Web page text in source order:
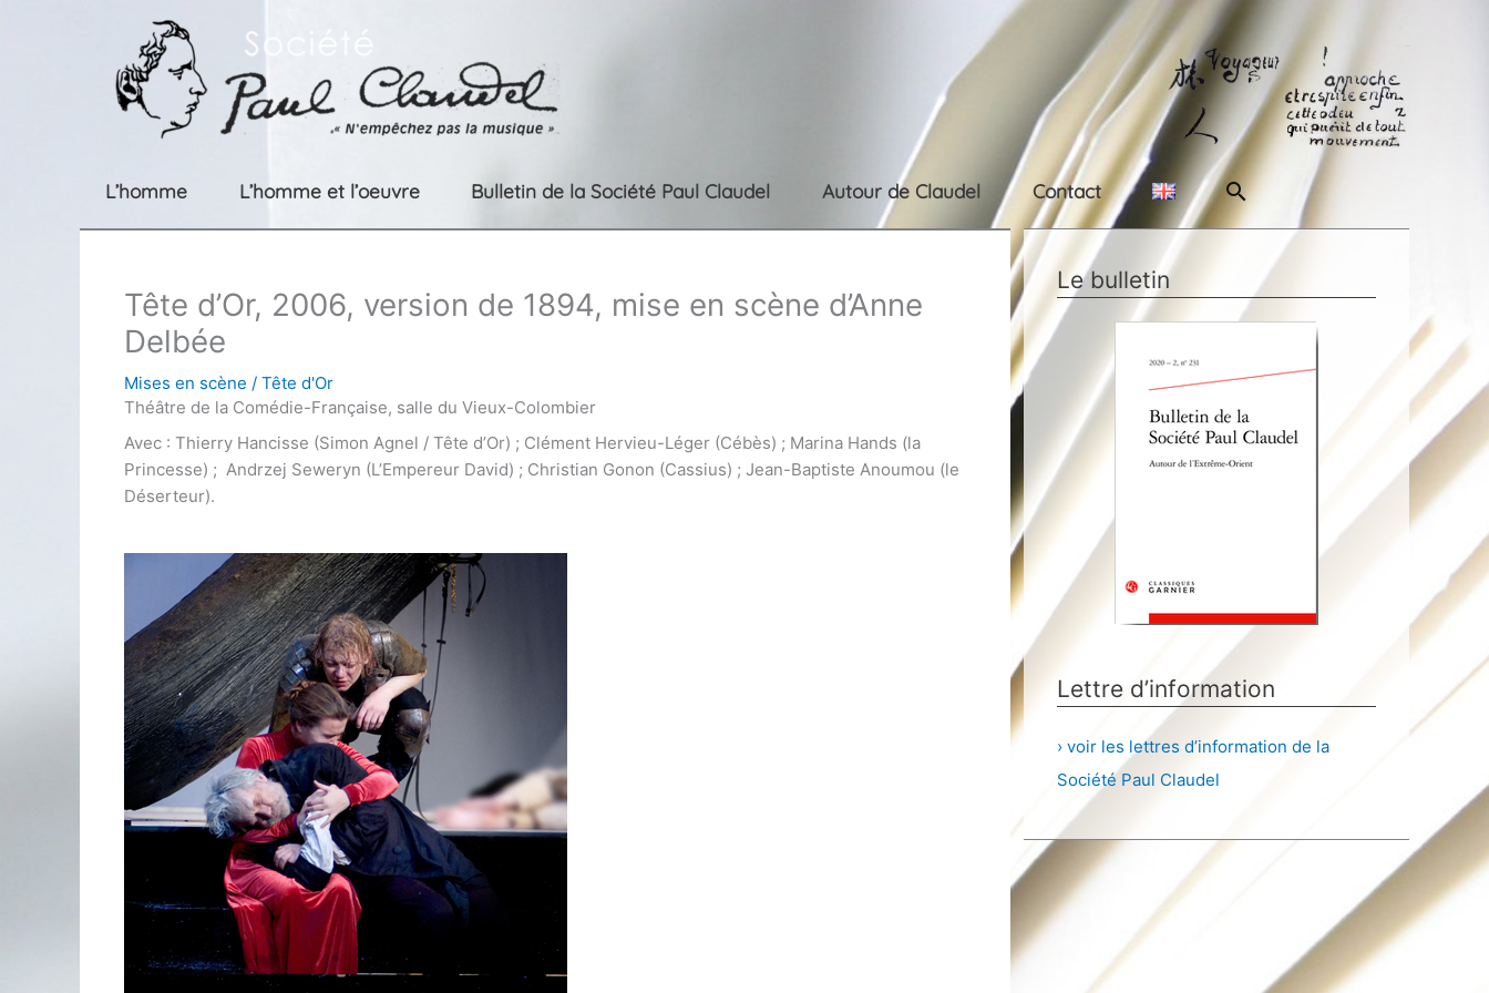
L’homme L’homme et l’oeuvre Bulletin de la Société Paul Claudel Autour de Claudel Contact Rechercher
Tête d’Or, 2006, version de 1894, mise en scène d’Anne
Delbée
Mises en scène /Tête d'Or
Théâtre de la Comédie-Française, salle du Vieux-Colombier
Avec : Thierry Hancisse (Simon Agnel / Tête d’Or) ; Clément Hervieu-Léger (Cébès) ; Marina Hands (la
Princesse) ; Andrzej Seweryn (L’Empereur David) ; Christian Gonon (Cassius) ; Jean-Baptiste Anoumou (le
Déserteur).
Le bulletin
Lettre d’information
› voir les lettres d’information de la
Société Paul Claudel